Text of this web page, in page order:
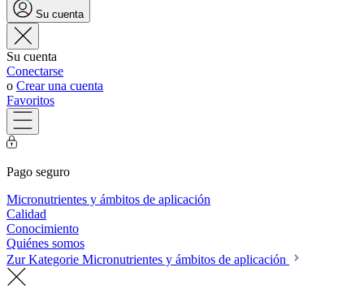
Su cuenta
Su cuenta
Conectarse
o Crear una cuenta
Favoritos
Pago seguro
Micronutrientes y ámbitos de aplicación
Calidad
Conocimiento
Quiénes somos
Zur Kategorie Micronutrientes y ámbitos de aplicación